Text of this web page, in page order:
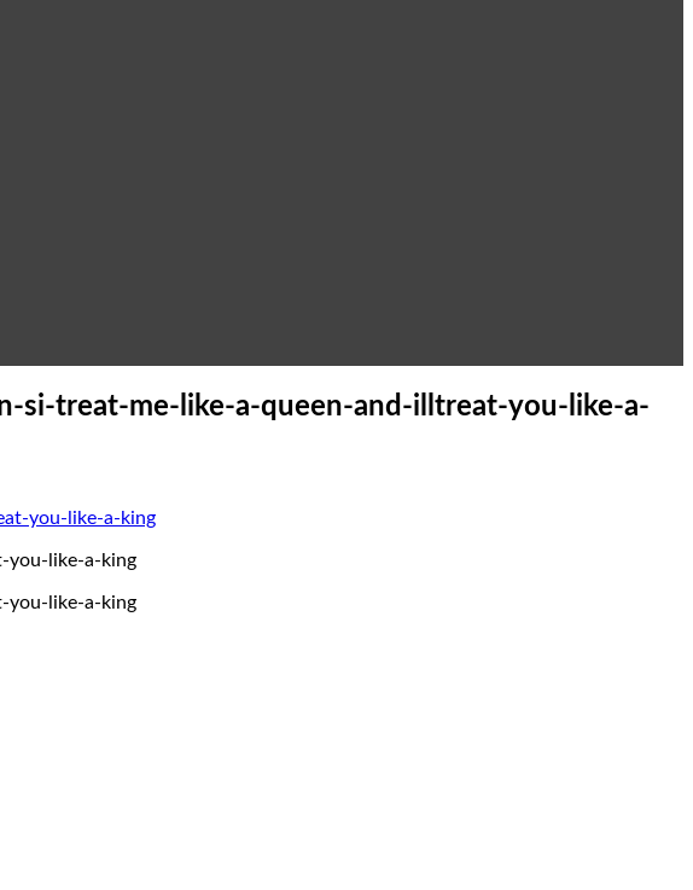
si-treat-me-like-a-queen-and-illtreat-you-like-a-
you-like-a-king
you-like-a-king